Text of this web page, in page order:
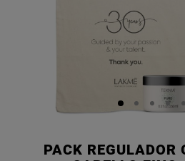
PACK REGULADOR